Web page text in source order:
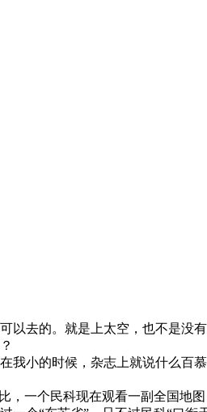
以去的。就是上太空，也不是没
小的时候，杂志上就说什么百
一个民科现在观看一副全国地